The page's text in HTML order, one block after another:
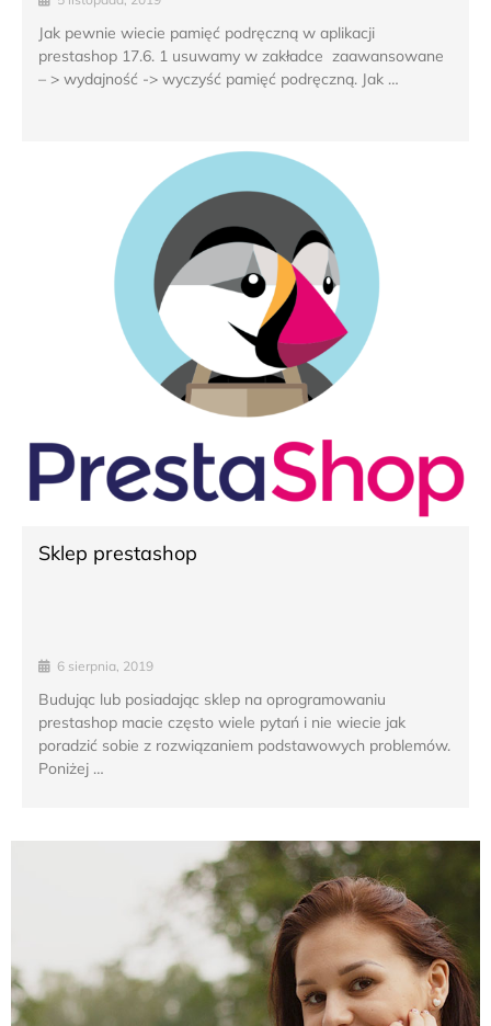
Jak pewnie wiecie pamięć podręczną w aplikacji
prestashop 17.6. 1 usuwamy w zakładce zaawansowane
– > wydajność -> wyczyść pamięć podręczną. Jak …
Sklep prestashop
6 sierpnia, 2019
Budując lub posiadając sklep na oprogramowaniu
prestashop macie często wiele pytań i nie wiecie jak
poradzić sobie z rozwiązaniem podstawowych problemów.
Poniżej …